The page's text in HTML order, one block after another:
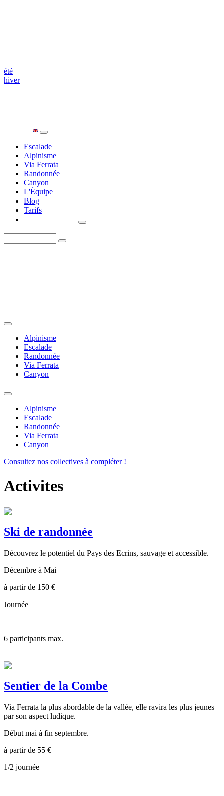
été
hiver
Escalade
Alpinisme
Via Ferrata
Randonnée
Canyon
L'Équipe
Blog
Tarifs
Alpinisme
Escalade
Randonnée
Via Ferrata
Canyon
Alpinisme
Escalade
Randonnée
Via Ferrata
Canyon
Consultez nos collectives à compléter !
Activites
Ski de randonnée
Découvrez le potentiel du Pays des Ecrins, sauvage et accessible.
Décembre à Mai
à partir de 150 €
Journée
6 participants max.
Sentier de la Combe
Via Ferrata la plus abordable de la vallée, elle ravira les plus jeunes
par son aspect ludique.
Début mai à fin septembre.
à partir de 55 €
1/2 journée